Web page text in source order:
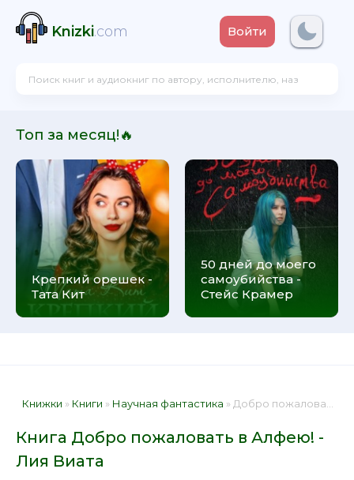
Knizki.com Войти
Топ за месяц!🔥
Крепкий орешек -
Тата Кит
50 дней до моего
самоубийства -
Стейс Крамер
Книжки » Книги » Научная фантастика » Добро пожаловать в Алфею! - Лия Виата 📕 - Книга онлайн бесплатно
Книга Добро пожаловать в Алфею! -
Лия Виата